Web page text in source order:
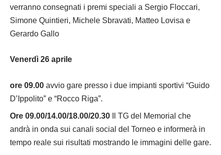
verranno consegnati i premi speciali a Sergio Floccari,
Simone Quintieri, Michele Sbravati, Matteo Lovisa e
Gerardo Gallo
Venerdì 26 aprile
ore 09.00 avvio gare presso i due impianti sportivi “Guido
D’Ippolito” e “Rocco Riga”.
Ore 09.00/14.00/18.00/20.30
Il TG del Memorial che
andrà in onda sui canali social del Torneo e informerà in
tempo reale sui risultati mostrando le immagini delle gare.